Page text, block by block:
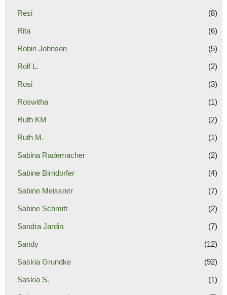
Resi (8)
Rita (6)
Robin Johnson (5)
Rolf L. (2)
Rosi (3)
Roswitha (1)
Ruth KM (2)
Ruth M. (1)
Sabina Rademacher (2)
Sabine Birndorfer (4)
Sabine Meissner (7)
Sabine Schmitt (2)
Sandra Jardin (7)
Sandy (12)
Saskia Grundke (92)
Saskia S. (1)